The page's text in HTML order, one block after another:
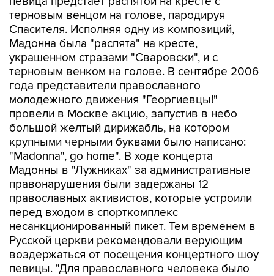
Спасителя. Исполняя одну из композиций,
Мадонна была "распята" на кресте,
украшенном стразами "Сваровски", и с
терновым венком на голове. В сентябре 2006
года представители православного
молодежного движения "Георгиевцы!"
провели в Москве акцию, запустив в небо
большой желтый дирижабль, на котором
крупными черными буквами было написано:
"Madonna", go home". В ходе концерта
Мадонны в "Лужниках" за административные
правонарушения были задержаны 12
православных активистов, которые устроили
перед входом в спорткомплекс
несанкционированный пикет. Тем временем в
Русской церкви рекомендовали верующим
воздержаться от посещения концертного шоу
певицы. "Для православного человека было
бы более чем странно тиражировать духовные
проблемы этой певицы через присутствие на